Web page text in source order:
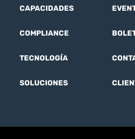
CAPACIDADES
COMPLIANCE
TECNOLOGÍA
SOLUCIONES